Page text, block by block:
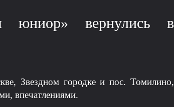
юниор» вернулись в
Звездном городке и пос. Томилино,
впечатлениями.